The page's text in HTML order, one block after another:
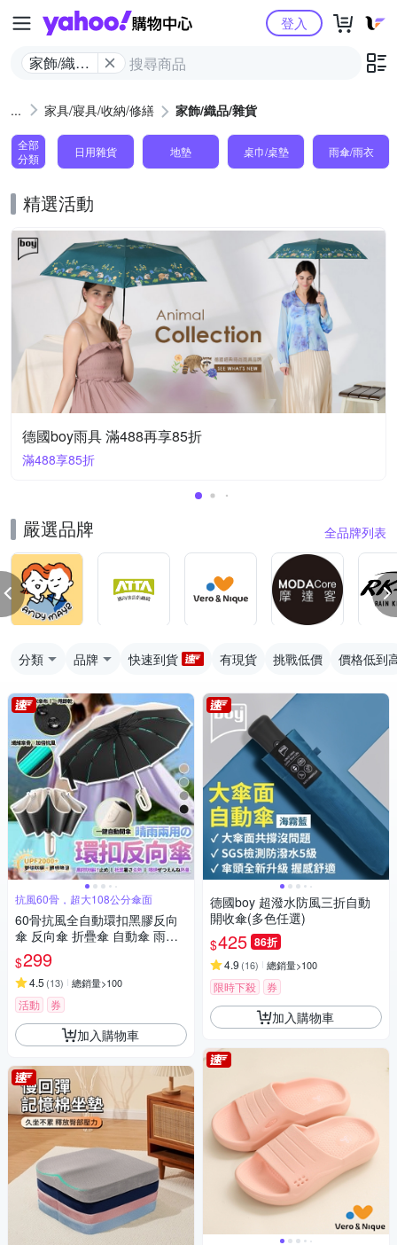
Yahoo購物中心
家飾/織品/
登入
家具/寢具/收納/修繕 家飾/織品/雜貨
全部
分類
日用雜貨 地墊 桌巾/桌墊 雨傘/雨衣
精選活動
德國boy雨具 滿488再享85折
滿488享85折
嚴選品牌 全品牌列表
分類 品牌 快速到貨 有現貨 挑戰低價 價格低到
抗風60骨，超大108公分傘面
60骨抗風全自動環扣黑膠反向
傘 反向傘 折疊傘 自動傘 雨傘
遮陽傘 樂豐生活
$299
4.5 (13) 總銷量>100
活動 券
加入購物車
德國boy 超潑水防風三折自動
開收傘(多色任選)
$425 86折
4.9 (16) 總銷量>100
限時下殺 券
加入購物車